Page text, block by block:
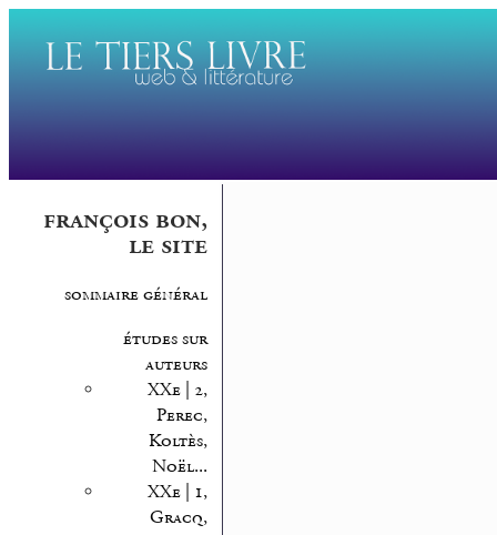
françois bon,
le site
sommaire général
études sur
auteurs
XXe | 2,
Perec,
Koltès,
Noël...
XXe | 1,
Gracq,